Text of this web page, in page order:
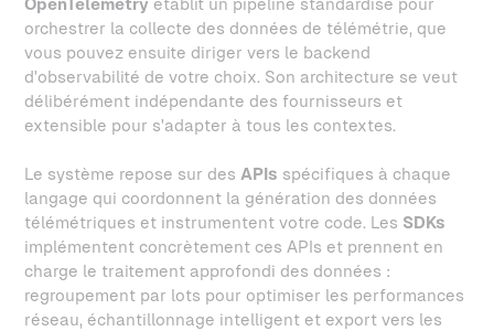
orchestrer la collecte des données de télémétrie, que
vous pouvez ensuite diriger vers le backend
d'observabilité de votre choix. Son architecture se veut
délibérément indépendante des fournisseurs et
extensible pour s'adapter à tous les contextes.
Le système repose sur des APIs spécifiques à chaque
langage qui coordonnent la génération des données
télémétriques et instrumentent votre code. Les SDKs
implémentent concrètement ces APIs et prennent en
charge le traitement approfondi des données :
regroupement par lots pour optimiser les performances
réseau, échantillonnage intelligent et export vers les